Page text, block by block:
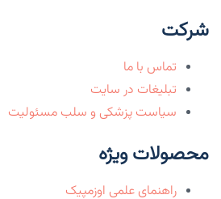
شرکت
تماس با ما
تبلیغات در سایت
سیاست پزشکی و سلب مسئولیت
محصولات ویژه
راهنمای علمی اوزمپیک